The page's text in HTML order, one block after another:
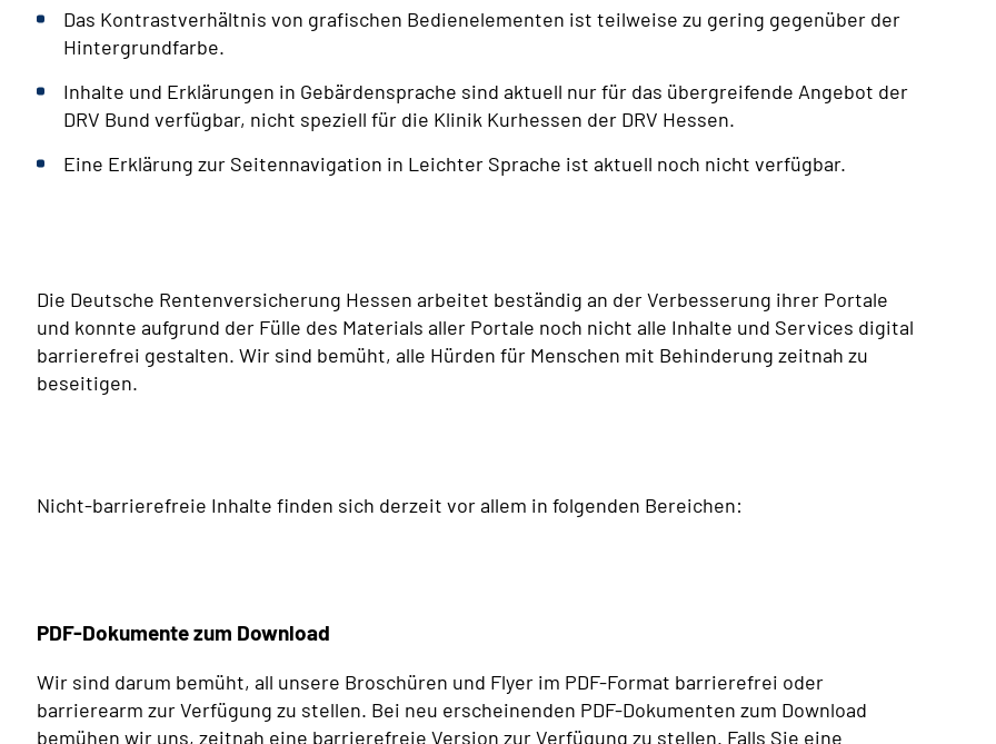
Das Kontrastverhältnis von grafischen Bedienelementen ist teilweise zu gering gegenüber der
Hintergrundfarbe.
Inhalte und Erklärungen in Gebärdensprache sind aktuell nur für das übergreifende Angebot der
DRV Bund verfügbar, nicht speziell für die Klinik Kurhessen der DRV Hessen.
Eine Erklärung zur Seitennavigation in Leichter Sprache ist aktuell noch nicht verfügbar.
Die Deutsche Rentenversicherung Hessen arbeitet beständig an der Verbesserung ihrer Portale
und konnte aufgrund der Fülle des Materials aller Portale noch nicht alle Inhalte und Services digital
barrierefrei gestalten. Wir sind bemüht, alle Hürden für Menschen mit Behinderung zeitnah zu
beseitigen.
Nicht-barrierefreie Inhalte finden sich derzeit vor allem in folgenden Bereichen:
PDF-Dokumente zum Download
Wir sind darum bemüht, all unsere Broschüren und Flyer im PDF-Format barrierefrei oder
barrierearm zur Verfügung zu stellen. Bei neu erscheinenden PDF-Dokumenten zum Download
bemühen wir uns, zeitnah eine barrierefreie Version zur Verfügung zu stellen. Falls Sie eine